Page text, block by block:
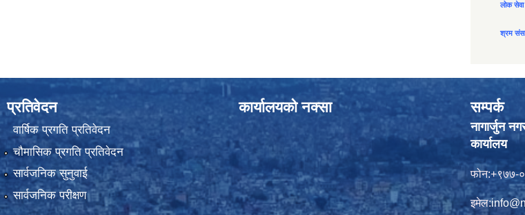
लोक
श्रम
प्रतिवेदन
वार्षिक प्रगति प्रतिवेदन
चौमासिक प्रगति प्रतिवेदन
सार्वजनिक सुनुवाई
सार्वजनिक परीक्षण
कार्यालयको नक्सा सम्पर्क
नागार्जुन
फोन:+९७७-
इमेल: